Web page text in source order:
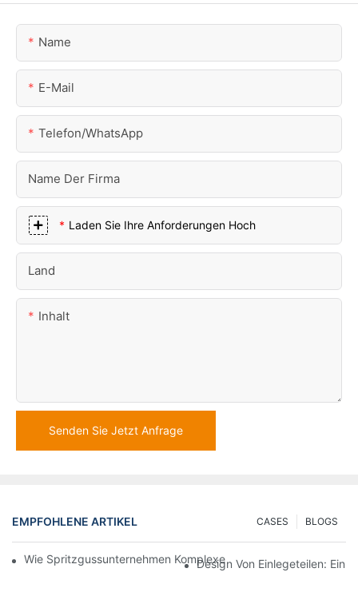
Name
E-Mail
Telefon/WhatsApp
Name Der Firma
Laden Sie Ihre Anforderungen Hoch
Land
Inhalt
Senden Sie Jetzt Anfrage
EMPFOHLENE ARTIKEL BLOGS
CASES
Wie Spritzgussunternehmen Komplexe Designanforderungen
Design Von Einlegeteilen: Ein